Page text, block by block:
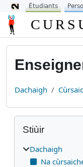
Leum air adhart chun
Dachaigh
Blocaichean
Leum seachad air
Stiùir
Dachaigh
Na
Étudiants